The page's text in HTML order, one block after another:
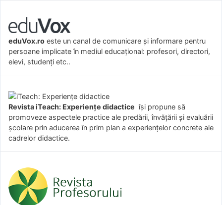
eduVox.ro este un canal de comunicare și informare pentru
persoane implicate în mediul educațional: profesori, directori,
elevi, studenți etc..
Revista iTeach: Experienţe didactice îşi propune să
promoveze aspectele practice ale predării, învăţării şi evaluării
şcolare prin aducerea în prim plan a experienţelor concrete ale
cadrelor didactice.